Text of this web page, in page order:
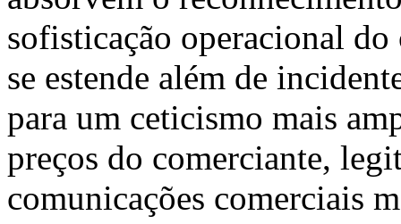
sofisticação operacional
se estende além de
para um ceticismo mais
preços do comerciante,
comunicações comerciais